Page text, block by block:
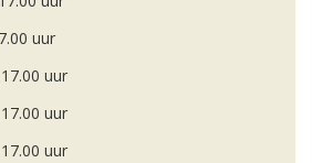
uur
uur
uur
uur